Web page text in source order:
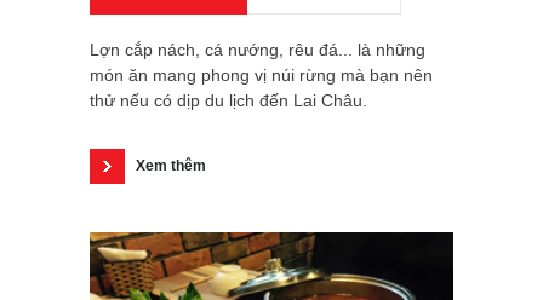
Lợn cắp nách, cá nướng, rêu đá... là những
món ăn mang phong vị núi rừng mà bạn nên
thử nếu có dịp du lịch đến Lai Châu.
Xem thêm